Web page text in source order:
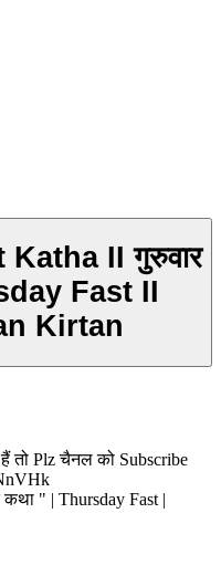
II गुरुवार
Fast II
Kirtan
Plz चैनल को Subscribe
" | Thursday Fast |